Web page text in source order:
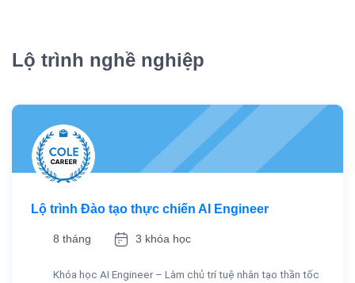
Lộ trình nghề nghiệp
Lộ trình Đào tạo thực chiến AI Engineer
8 tháng 3 khóa học
Khóa học AI Engineer – Làm chủ trí tuệ nhân tạo thần tốc